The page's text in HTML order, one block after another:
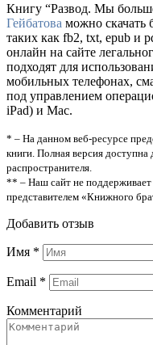
Книгу “Развод. Мы
Гейбатова можно скачать
таких как fb2, txt, epub и
онлайн на сайте
подходят для
мобильных телефонах,
под управлением
iPad) и Mac.
* – На данном веб-ресурсе
книги. Полная версия доступна
распространителя.
** – Наш сайт не поддерживает
представителем «Книжного
Добавить отзыв
Имя *
Email *
Комментарий